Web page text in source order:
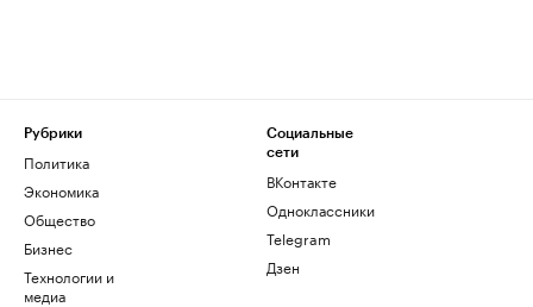
Рубрики
Политика
Экономика
Общество
Бизнес
Технологии и
медиа
Социальные
сети
ВКонтакте
Одноклассники
Telegram
Дзен